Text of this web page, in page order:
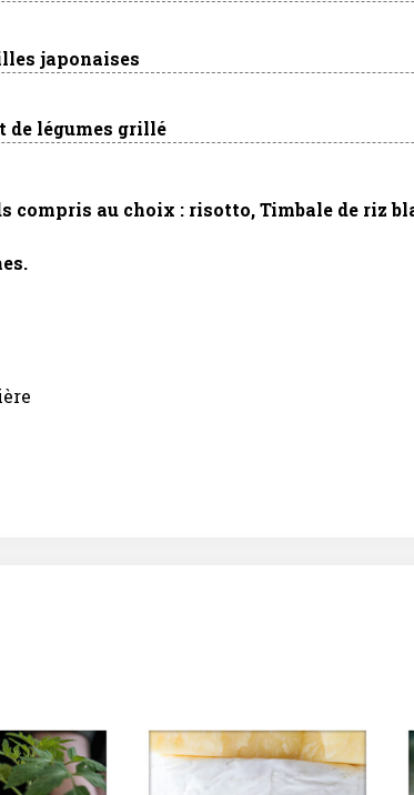
japonaises
de légumes grillé
compris au choix : risotto, Timbale de riz